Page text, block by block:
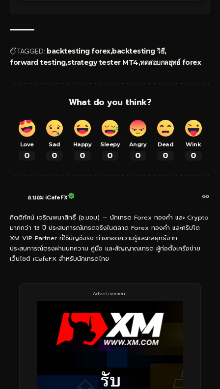
TAGGED: backtesting forexbacktesting วิธี
forward testingstrategy tester MT4 ทดสอบกลยุทธ์ forex
What do you think?
Love
0
Sad
0
Happy
0
Sleepy
0
Angry
0
Dead
0
Wink
0
อ.บอม iCafeFX
กิตติทัศน์ เจริญพนาสิทธิ์ (อ.บอม) — นักเทรด Forex ทองคำ และ Crypto
มากกว่า 13 ปี ประสบการณ์เทรดจริงในตลาด Forex ทองคำ และคริปโต
XM VIP Partner ที่ใช้บัญชีจริง ถ่ายทอดความรู้และกลยุทธ์จาก
ประสบการณ์ตรงผ่านบทความ คู่มือ และสัญญาณเทรด ผู้ก่อตั้งเครือข่าย
เว็บไซต์ iCafeFX สำหรับนักเทรดไทย
- Advertisement -